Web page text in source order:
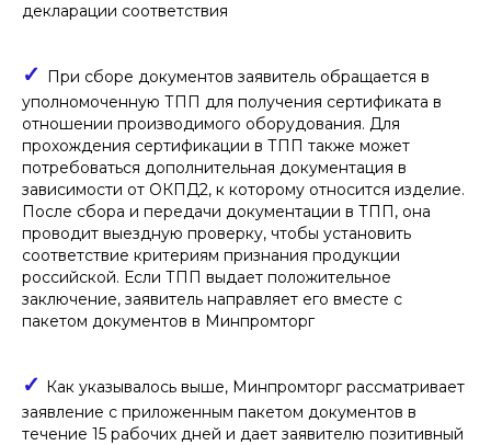
декларации соответствия
✓ При сборе документов заявитель обращается в
уполномоченную ТПП для получения сертификата в
отношении производимого оборудования. Для
прохождения сертификации в ТПП также может
потребоваться дополнительная документация в
зависимости от ОКПД2, к которому относится изделие.
После сбора и передачи документации в ТПП, она
проводит выездную проверку, чтобы установить
соответствие критериям признания продукции
российской. Если ТПП выдает положительное
заключение, заявитель направляет его вместе с
пакетом документов в Минпромторг
✓ Как указывалось выше, Минпромторг рассматривает
заявление с приложенным пакетом документов в
течение 15 рабочих дней и дает заявителю позитивный